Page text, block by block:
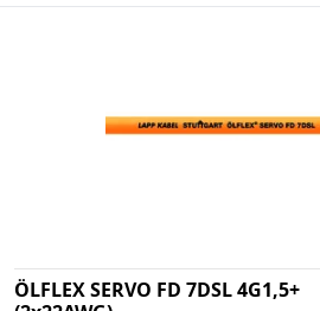
ÖLFLEX SERVO FD 7DSL 4G1,5+